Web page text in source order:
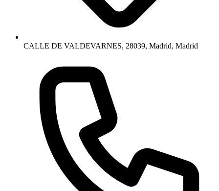
CALLE DE VALDEVARNES, 28039, Madrid, Madrid